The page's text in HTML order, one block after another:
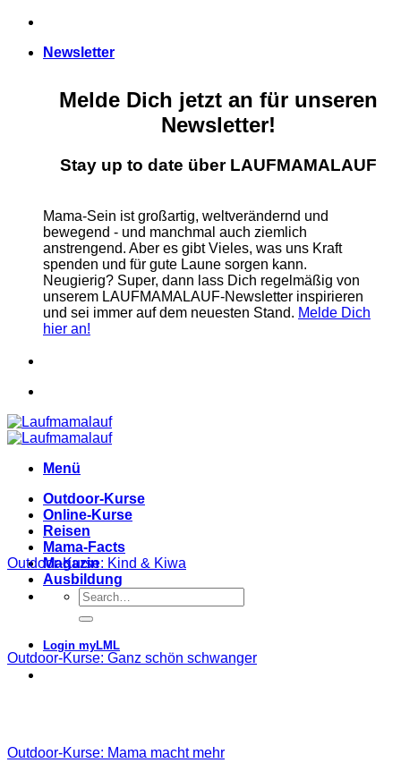
Zum
springenNewsletter
Melde Dich jetzt an für unseren
Newsletter!
Stay up to date über LAUFMAMALAUF
Mama-Sein ist großartig, weltverändernd und
bewegend - und manchmal auch ziemlich
anstrengend. Aber es gibt Vieles, was uns Kraft
spenden und für gute Laune sorgen kann.
Neugierig? Super, dann lass Dich regelmäßig von
unserem LAUFMAMALAUF-Newsletter inspirieren
und sei immer auf dem neuesten Stand. Melde Dich
hier an!
Menü
Outdoor-Kurse
Online-Kurse
Reisen
Mama-Facts
Magazin
Ausbildung
Login myLML
Outdoor-Kurse: Kind & Kiwa
Outdoor-Kurse: Ganz schön schwanger
Outdoor-Kurse: Mama macht mehr